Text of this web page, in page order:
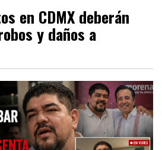
en CDMX deberán
y daños a